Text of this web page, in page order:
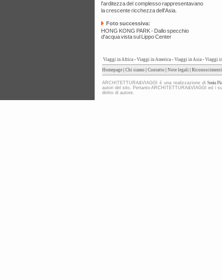
l'arditezza del complesso rappresentavano
la crescente ricchezza dell'Asia.
Foto successiva:
HONG KONG PARK - Dallo specchio
d'acqua vista sul Lippo Center
Viaggi in Africa - Viaggi in America - Viaggi in Asia - Viaggi
Homepage Chi siamo Contatto Note legali Riconoscimenti
ARCHITETTURA&VIAGGI è una realizzazione diSonia
autori del sito. Pertanto ARCHITETTURA&VIAGGI ed i
diritto di autore.